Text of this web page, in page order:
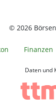
© 2026
Finanzen
Daten und